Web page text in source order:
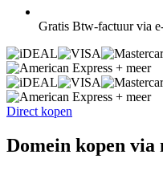
Gratis Btw-factuur via
+ meer
+ meer
Direct kopen
Domein kopen via